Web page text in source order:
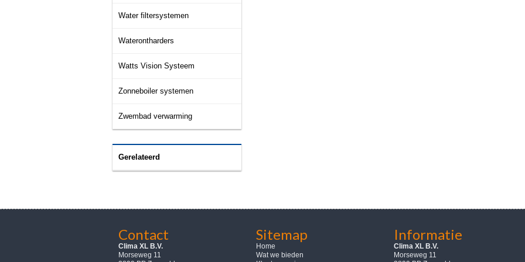
Water filtersystemen
Waterontharders
Watts Vision Systeem
Zonneboiler systemen
Zwembad verwarming
Gerelateerd
Contact
Clima XL B.V.
Morseweg 11
Sitemap
Home
Wat we bieden
Informatie
Clima XL B.V.
Morseweg 11